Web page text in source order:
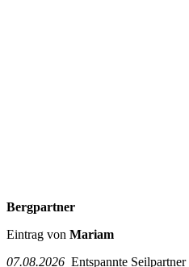
Bergpartner
Eintrag von Mariam
07.08.2026 Entspannte